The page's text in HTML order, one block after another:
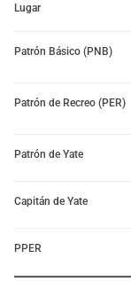
Lugar
Patrón Básico (PNB)
Patrón de Recreo (PER)
Patrón de Yate
Capitán de Yate
PPER